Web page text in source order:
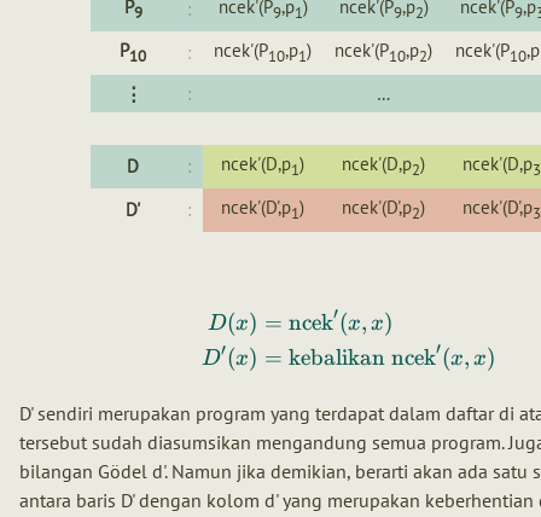
P9 : ncek'(P9,p1) ncek'(P9,p2) ncek'(P9,p
P10 : ncek'(P10,p1) ncek'(P10,p2) ncek'(P10,p
⋮ : …
D : ncek'(D,p1) ncek'(D,p2) ncek'(D,p3
D' : ncek'(D',p1) ncek'(D',p2) ncek'(D',p3
D(x)
D′(x)
= ncek′(x, x)
= kebalikanncek′(x, x)
D' sendiri merupakan program yang terdapat dalam daftar di
tersebut sudah diasumsikan mengandung semua program.
bilangan Gödel d'. Namun jika demikian, berarti akan ada satu
antara baris D' dengan kolom d' yang merupakan